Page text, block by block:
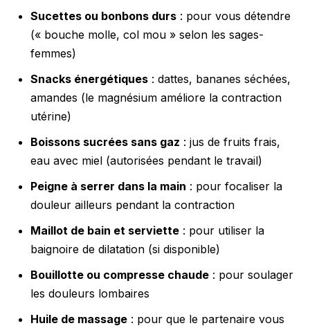
Sucettes ou bonbons durs : pour vous détendre
(« bouche molle, col mou » selon les sages-
femmes)
Snacks énergétiques : dattes, bananes séchées,
amandes (le magnésium améliore la contraction
utérine)
Boissons sucrées sans gaz : jus de fruits frais,
eau avec miel (autorisées pendant le travail)
Peigne à serrer dans la main : pour focaliser la
douleur ailleurs pendant la contraction
Maillot de bain et serviette : pour utiliser la
baignoire de dilatation (si disponible)
Bouillotte ou compresse chaude : pour soulager
les douleurs lombaires
Huile de massage : pour que le partenaire vous